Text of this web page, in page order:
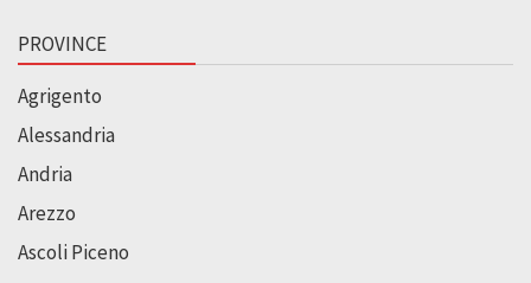
PROVINCE
Agrigento
Alessandria
Andria
Arezzo
Ascoli Piceno